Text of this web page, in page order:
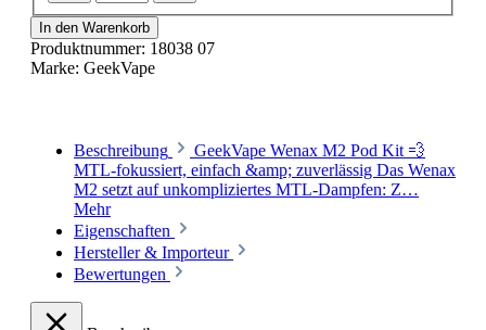
In den Warenkorb
Produktnummer: 18038 07
Marke: GeekVape
Beschreibung
GeekVape Wenax M2 Pod Kit 💨
MTL-fokussiert, einfach &amp; zuverlässig Das Wenax
M2 setzt auf unkompliziertes MTL-Dampfen: Z…
Mehr
Eigenschaften
Hersteller & Importeur
Bewertungen